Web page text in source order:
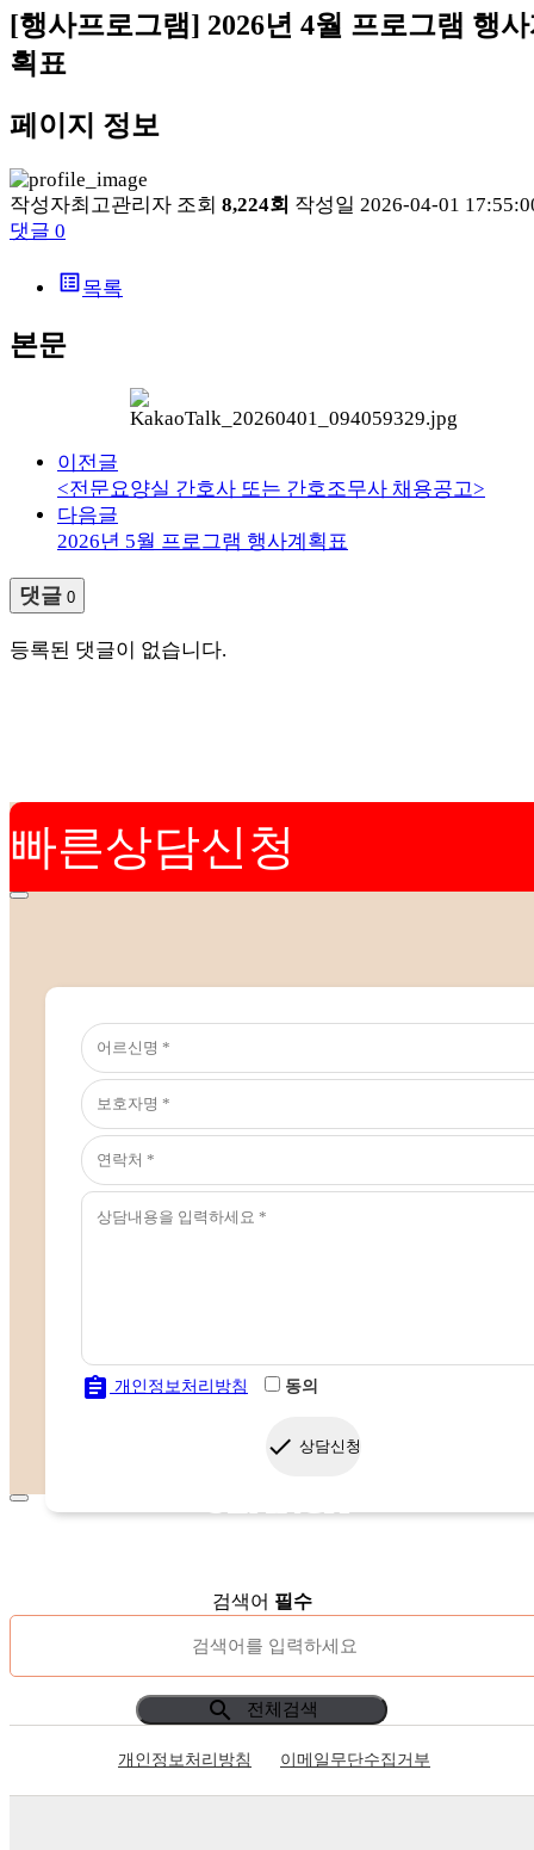
[행사프로그램] 2026년 4월 프로그램 행
획표
페이지 정보
작성자최고관리자 조회 8,224회 작성일 2026-04-01
댓글 0
list_alt목록
본문
이전글
<전문요양실 간호사 또는 간호조무사 채용공고>
다음글
2026년 5월 프로그램 행사계획표
댓글 0
등록된 댓글이 없습니다.
빠른상담신청
assignment 개인정보처리방침 동의
done 상담신청
SEARCH
검색어 필수
search 전체검색
개인정보처리방침 이메일무단수집거부